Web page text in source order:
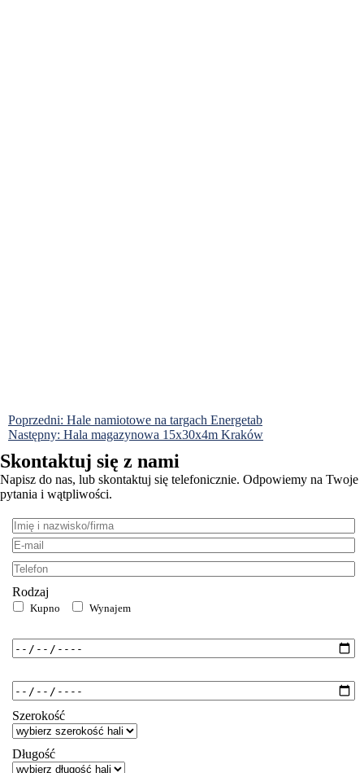
Nawigacja
wpisu
Poprzedni: Hale namiotowe na targach Energetab
Następny: Hala magazynowa 15x30x4m Kraków
Skontaktuj się z nami
Napisz do nas, lub skontaktuj się telefonicznie. Odpowiemy na Twoje
pytania i wątpliwości.
Imię
i
nazwisko/firma:
E-
mail:
Telefon:
Rodzaj
Kupno Wynajem
Szerokość
Długość